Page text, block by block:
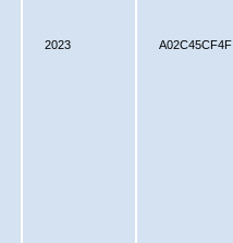
2023 A02C45CF4F